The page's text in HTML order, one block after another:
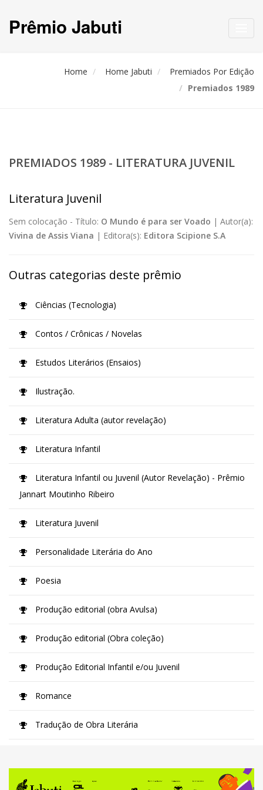
Prêmio Jabuti
Home Home Jabuti
Premiados Por Edição
Premiados 1989
PREMIADOS 1989 - LITERATURA JUVENIL
Literatura Juvenil
Sem colocação - Título: O Mundo é para ser Voado | Autor(a):
Vivina de Assis Viana | Editora(s): Editora Scipione S.A
Outras categorias deste prêmio
Ciências (Tecnologia)
Contos / Crônicas / Novelas
Estudos Literários (Ensaios)
Ilustração.
Literatura Adulta (autor revelação)
Literatura Infantil
Literatura Infantil ou Juvenil (Autor Revelação) - Prêmio
Jannart Moutinho Ribeiro
Literatura Juvenil
Personalidade Literária do Ano
Poesia
Produção editorial (obra Avulsa)
Produção editorial (Obra coleção)
Produção Editorial Infantil e/ou Juvenil
Romance
Tradução de Obra Literária